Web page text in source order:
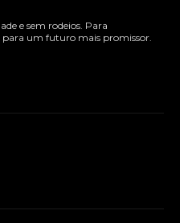
e sem rodeios. Para
para um futuro mais promissor.